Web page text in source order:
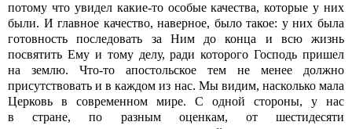
потому что увидел какие-то особые качества, которые у них
были. И главное качество, наверное, было такое: у них была
готовность последовать за Ним до конца и всю жизнь
посвятить Ему и тому делу, ради которого Господь пришел
на землю. Что-то апостольское тем не менее должно
присутствовать и в каждом из нас. Мы видим, насколько мала
Церковь в современном мире. С одной стороны, у нас
в стране, по разным оценкам, от шестидесяти